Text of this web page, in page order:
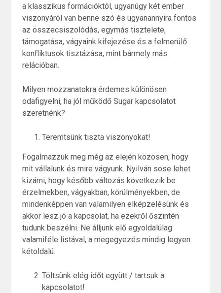
a klasszikus formációktól, ugyanúgy két ember
viszonyáról van benne szó és ugyanannyira fontos
az összecsiszolódás, egymás tisztelete,
támogatása, vágyaink kifejezése és a felmerülő
konfliktusok tisztázása, mint bármely más
relációban.
Milyen mozzanatokra érdemes különösen
odafigyelni, ha jól működő Sugar kapcsolatot
szeretnénk?
Teremtsünk tiszta viszonyokat!
Fogalmazzuk meg még az elején közösen, hogy
mit vállalunk és mire vágyunk. Nyilván sose lehet
kizárni, hogy később változás következik be
érzelmekben, vágyakban, körülményekben, de
mindenképpen van valamilyen elképzelésünk és
akkor lesz jó a kapcsolat, ha ezekről őszintén
tudunk beszélni. Ne álljunk elő egyoldalúlag
valamiféle listával, a megegyezés mindig legyen
kétoldalú.
Töltsünk elég időt együtt / tartsuk a
kapcsolatot!